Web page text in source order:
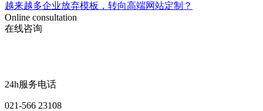
越来越多企业放弃模板，转向高端网站定制？
Online consultation
在线咨询
24h服务电话
021-566 23108